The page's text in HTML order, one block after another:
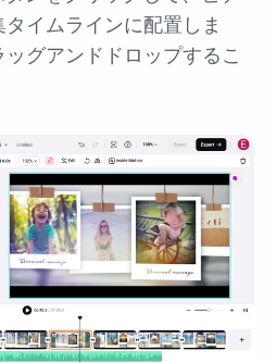
イムラインに配置しま
グアンドドロップするこ